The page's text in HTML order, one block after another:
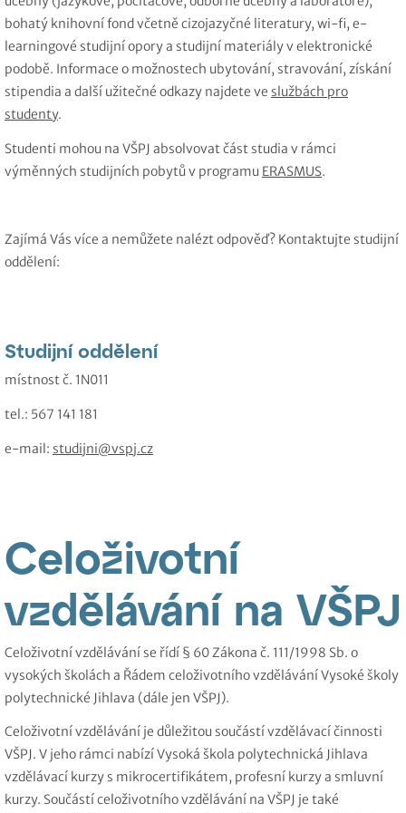
bohatý knihovní fond včetně cizojazyčné literatury, wi-fi, e-
learningové studijní opory a studijní materiály v elektronické
podobě. Informace o možnostech ubytování, stravování, získání
stipendia a další užitečné odkazy najdete ve službách pro
studenty.
Studenti mohou na VŠPJ absolvovat část studia v rámci
výměnných studijních pobytů v programu ERASMUS.
Zajímá Vás více a nemůžete nalézt odpověď? Kontaktujte studijní
oddělení:
Studijní oddělení
místnost č. 1N011
tel.: 567 141 181
e-mail: studijni@vspj.cz
Celoživotní
vzdělávání na VŠPJ
Celoživotní vzdělávání se řídí § 60 Zákona č. 111/1998 Sb. o
vysokých školách a Řádem celoživotního vzdělávání Vysoké školy
polytechnické Jihlava (dále jen VŠPJ).
Celoživotní vzdělávání je důležitou součástí vzdělávací činnosti
VŠPJ. V jeho rámci nabízí Vysoká škola polytechnická Jihlava
vzdělávací kurzy s mikrocertifikátem, profesní kurzy a smluvní
kurzy. Součástí celoživotního vzdělávání na VŠPJ je také